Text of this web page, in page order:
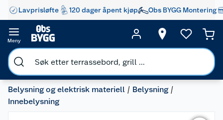
Lavprisløfte 120 dager åpent kjøp Obs BYGG Montering
Meny
Belysning og elektrisk materiell
Belysning
Innebelysning